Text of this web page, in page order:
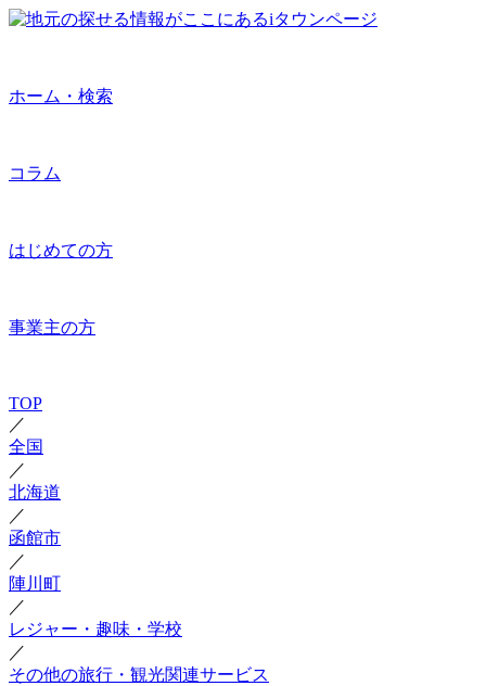
ホーム・検索
コラム
はじめての方
事業主の方
TOP
／
全国
／
北海道
／
函館市
／
陣川町
／
レジャー・趣味・学校
／
その他の旅行・観光関連サービス